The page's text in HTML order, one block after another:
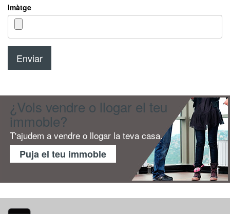
Imàtge
¿Vols vendre o llogar el teu
immoble?
T'ajudem a vendre o llogar la teva casa.
Puja el teu immoble